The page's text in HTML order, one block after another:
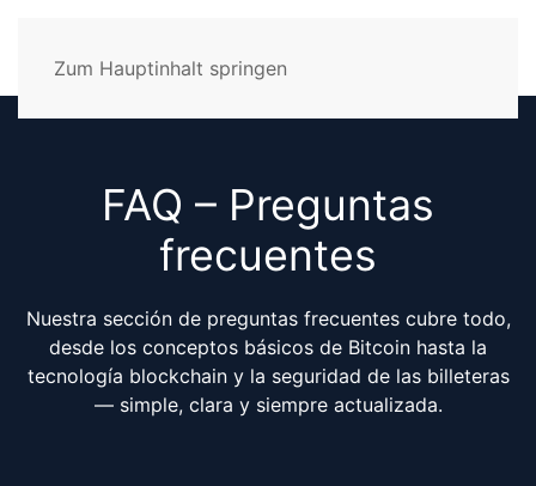
Zum Hauptinhalt springen
FAQ – Preguntas
frecuentes
Nuestra sección de preguntas frecuentes cubre todo,
desde los conceptos básicos de Bitcoin hasta la
tecnología blockchain y la seguridad de las billeteras
— simple, clara y siempre actualizada.